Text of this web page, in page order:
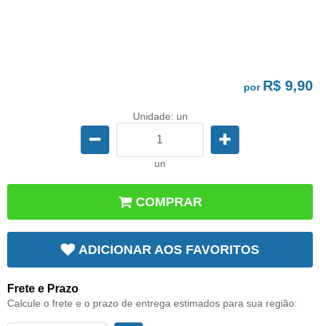
por R$ 9,90
Unidade: un
un
COMPRAR
ADICIONAR AOS FAVORITOS
Frete e Prazo
Calcule o frete e o prazo de entrega estimados para sua região: